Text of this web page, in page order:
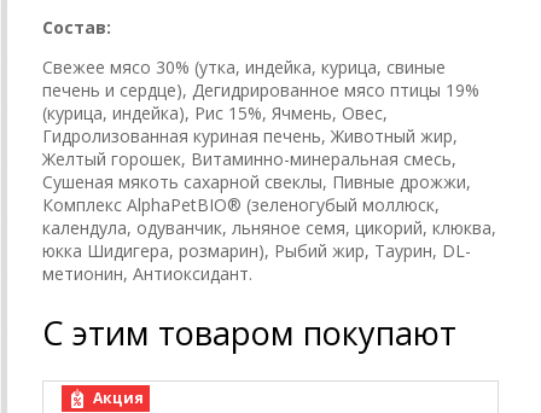
Состав:
Свежее мясо 30% (утка, индейка, курица, свиные
печень и сердце), Дегидрированное мясо птицы 19%
(курица, индейка), Рис 15%, Ячмень, Овес,
Гидролизованная куриная печень, Животный жир,
Желтый горошек, Витаминно-минеральная смесь,
Сушеная мякоть сахарной свеклы, Пивные дрожжи,
Комплекс AlphaPetBIO® (зеленогубый моллюск,
календула, одуванчик, льняное семя, цикорий, клюква,
юкка Шидигера, розмарин), Рыбий жир, Таурин, DL-
метионин, Антиоксидант.
С этим товаром покупают
Акция